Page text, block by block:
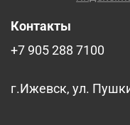
Контакты
+7 905 288 7100
г.Ижевск, ул.